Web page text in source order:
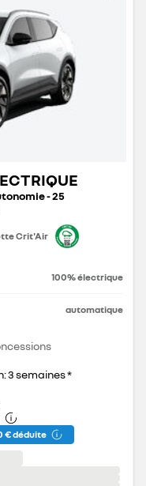
- 25
Crit'Air
100% électrique
automatique
3 semaines *
€ déduite